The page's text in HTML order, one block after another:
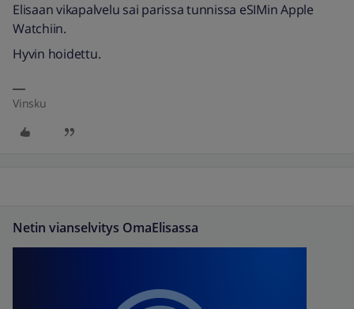
Elisaan vikapalvelu sai parissa tunnissa eSIMin Apple
Watchiin.
Hyvin hoidettu.
Vinsku
Netin vianselvitys OmaElisassa